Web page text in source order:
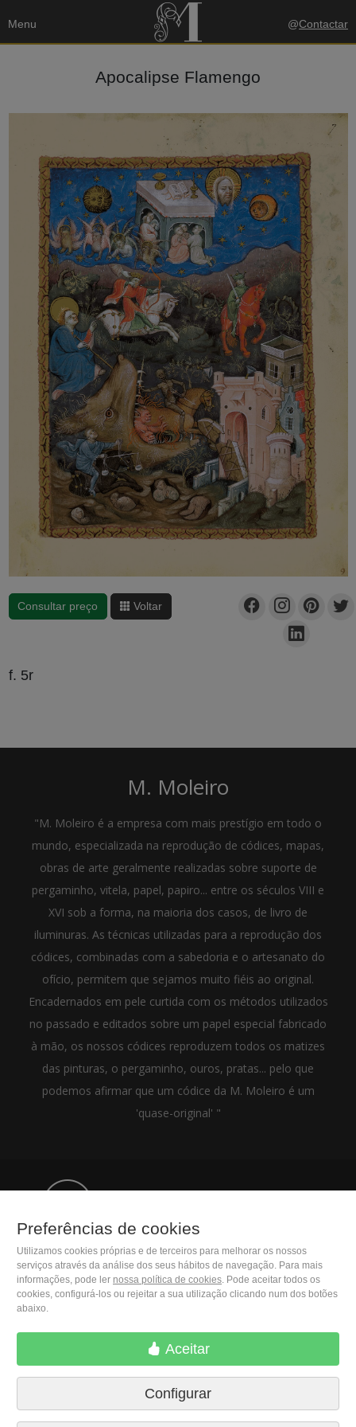
Menu @Contactar
Apocalipse Flamengo
Consultar preço Voltar
f. 5r
M. Moleiro
"M. Moleiro é a empresa com mais prestígio em todo o
mundo, especializada na reprodução de códices, mapas,
obras de arte geralmente realizadas sobre suporte de
pergaminho, vitela, papel, papiro... entre os séculos VIII e
XVI sob a forma, na maioria dos casos, de livro de
iluminuras. As técnicas utilizadas para a reprodução dos
códices, combinadas com a sabedoria e o artesanato do
ofício, permitem que sejamos muito fiéis ao original.
Encadernados em pele curtida com os métodos utilizados
no passado e editados sobre um papel especial fabricado
à mão, os nossos códices reproduzem todos os matizes
das pinturas, o pergaminho, ouros, pratas... pelo que
podemos afirmar que um códice da M. Moleiro é um
'quase-original' "
M. Moleiro Editor, S.A.
Travesera de Gracia, 17
E08021 Barcelona (Spain)
Preferências de cookies
Utilizamos cookies próprias e de terceiros para melhorar os nossos
serviços através da análise dos seus hábitos de navegação. Para mais
informações, pode ler nossa política de cookies. Pode aceitar todos os
cookies, configurá-los ou rejeitar a sua utilização clicando num dos botões
abaixo.
Aceitar
Configurar